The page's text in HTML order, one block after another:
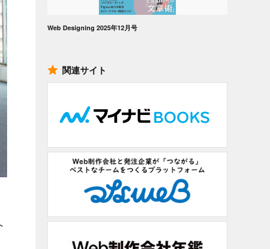
Web Designing 2025年12月号
関連サイト